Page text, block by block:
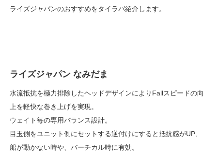
ライズジャパンのおすすめをタイラバ紹介します。
ライズジャパン なみだま
水流抵抗を極力排除したヘッドデザインによりFallスピードの向
上を軽快な巻き上げを実現。
ウェイト毎の専用バランス設計。
目玉側をユニット側にセットする逆付けにすると抵抗感がUP、
船が動かない時や、バーチカル時に有効。